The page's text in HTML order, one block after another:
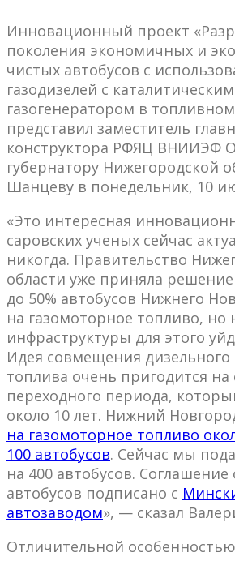
Инновационный проект
поколения экономичных и
чистых автобусов с
газодизелей с каталитическим
газогенератором в
представил заместитель
конструктора РФЯЦ ВНИИЭФ
губернатору Нижегородской
Шанцеву в понедельник, 10
«Это интересная
саровских ученых сейчас
никогда. Правительство
области уже приняла
до 50% автобусов Нижнего
на газомоторное топливо, но
инфраструктуры для этого
Идея совмещения дизельного
топлива очень пригодится на
переходного периода,
около 10 лет. Нижний
на газомоторное топливо
100 автобусов. Сейчас мы
на 400 автобусов. Соглашение
автобусов подписано с
автозаводом», — сказал
Отличительной